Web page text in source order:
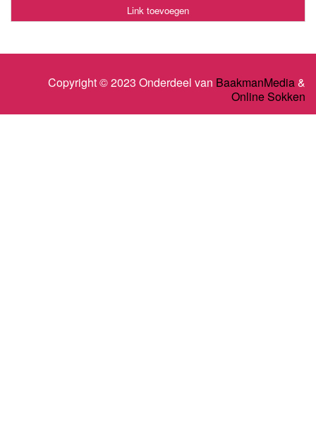
Link toevoegen
Copyright © 2023 Onderdeel van BaakmanMedia&
Online Sokken